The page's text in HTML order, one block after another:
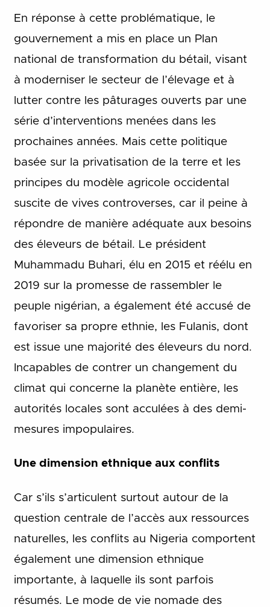
En réponse à cette problématique, le
gouvernement a mis en place un Plan
national de transformation du bétail, visant
à moderniser le secteur de l’élevage et à
lutter contre les pâturages ouverts par une
série d’interventions menées dans les
prochaines années. Mais cette politique
basée sur la privatisation de la terre et les
principes du modèle agricole occidental
suscite de vives controverses, car il peine à
répondre de manière adéquate aux besoins
des éleveurs de bétail. Le président
Muhammadu Buhari, élu en 2015 et réélu en
2019 sur la promesse de rassembler le
peuple nigérian, a également été accusé de
favoriser sa propre ethnie, les Fulanis, dont
est issue une majorité des éleveurs du nord.
Incapables de contrer un changement du
climat qui concerne la planète entière, les
autorités locales sont acculées à des demi-
mesures impopulaires.
Une dimension ethnique aux conflits
Car s’ils s’articulent surtout autour de la
question centrale de l’accès aux ressources
naturelles, les conflits au Nigeria comportent
également une dimension ethnique
importante, à laquelle ils sont parfois
résumés. Le mode de vie nomade des